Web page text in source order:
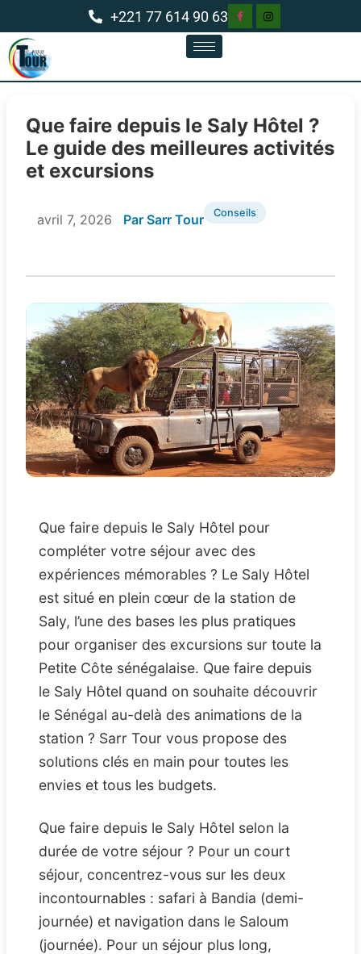
+221 77 614 90 63
Que faire depuis le Saly Hôtel ?
Le guide des meilleures activités
et excursions
avril 7, 2026 Par Sarr Tour Conseils
Que faire depuis le Saly Hôtel pour
compléter votre séjour avec des
expériences mémorables ? Le Saly Hôtel
est situé en plein cœur de la station de
Saly, l’une des bases les plus pratiques
pour organiser des excursions sur toute la
Petite Côte sénégalaise. Que faire depuis
le Saly Hôtel quand on souhaite découvrir
le Sénégal au-delà des animations de la
station ? Sarr Tour vous propose des
solutions clés en main pour toutes les
envies et tous les budgets.
Que faire depuis le Saly Hôtel selon la
durée de votre séjour ? Pour un court
séjour, concentrez-vous sur les deux
incontournables : safari à Bandia (demi-
journée) et navigation dans le Saloum
(journée). Pour un séjour plus long,